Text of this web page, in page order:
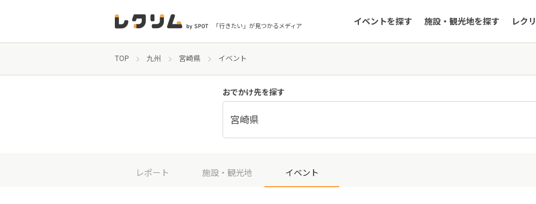
「行きたい」が見つかるメディア イベントを探す 施設・観光地を探す レク
TOP 九州 宮崎県 イベント
おでかけ先を探す
宮崎県
レポート 施設・観光地 イベント